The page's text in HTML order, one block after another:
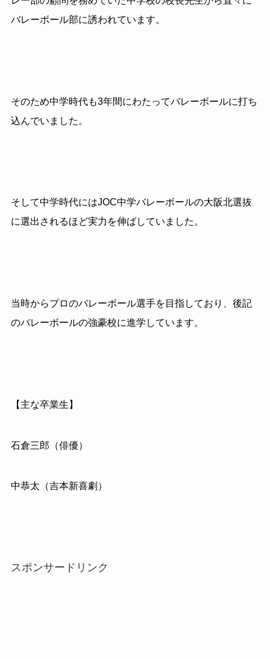
バレーボール部に誘われています。
そのため中学時代も3年間にわたってバレーボールに打ち
込んでいました。
そして中学時代にはJOC中学バレーボールの大阪北選抜
に選出されるほど実力を伸ばしていました。
当時からプロのバレーボール選手を目指しており、後記
のバレーボールの強豪校に進学しています。
【主な卒業生】
石倉三郎（俳優）
中恭太（吉本新喜劇）
スポンサードリンク